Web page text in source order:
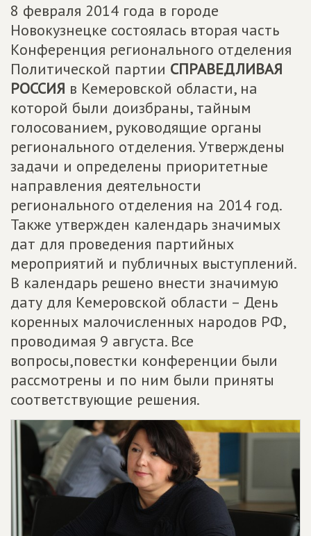
8 февраля 2014 года в городе
Новокузнецке состоялась вторая часть
Конференция регионального отделения
Политической партии СПРАВЕДЛИВАЯ
РОССИЯ в Кемеровской области, на
которой были доизбраны, тайным
голосованием, руководящие органы
регионального отделения. Утверждены
задачи и определены приоритетные
направления деятельности
регионального отделения на 2014 год.
Также утвержден календарь значимых
дат для проведения партийных
мероприятий и публичных выступлений.
В календарь решено внести значимую
дату для Кемеровской области – День
коренных малочисленных народов РФ,
проводимая 9 августа. Все
вопросы,повестки конференции были
рассмотрены и по ним были приняты
соответствующие решения.